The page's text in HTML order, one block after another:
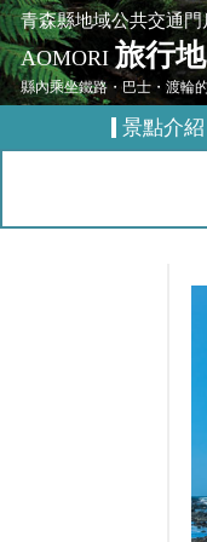
青森縣地域公共交通門
AOMORI 旅行
縣內乘坐鐵路・巴士・渡輪
景點介紹